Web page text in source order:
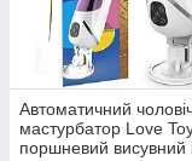
Автоматичний
мастурбатор Love
поршневий висувний